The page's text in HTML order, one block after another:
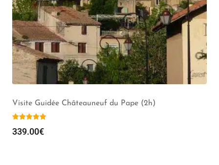
Guide Privé Roquebrune Cap Martin *** (2h)